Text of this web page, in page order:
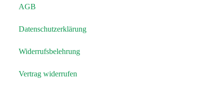
AGB
Datenschutzerklärung
Widerrufsbelehrung
Vertrag widerrufen